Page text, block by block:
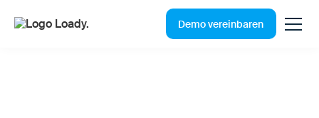
Demo vereinbaren